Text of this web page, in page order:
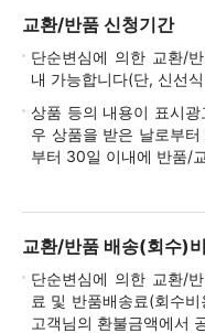
교환/반품 신청기간
단순변심에 의한 교환/
내 가능합니다(단, 신선
상품 등의 내용이 표시
우 상품을 받은 날로부
부터 30일 이내에 반품/
교환/반품 배송(회수)
단순변심에 의한 교환/
료 및 반품배송료(회수
고객님의 환불금액에서